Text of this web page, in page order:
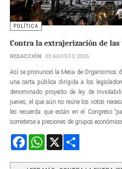
POLÍTICA
Contra la extrajerización de
REDACCIÓN 03 AGOSTO 2026
Así se pronunció la Mesa de Organismos
una carta pública dirigida a los
denominado proyecto de ley de
jueves, el que aún no reúne los votos
les recuerda que están en el Congreso
someterse a presiones de grupos
FacebookWhatsApp